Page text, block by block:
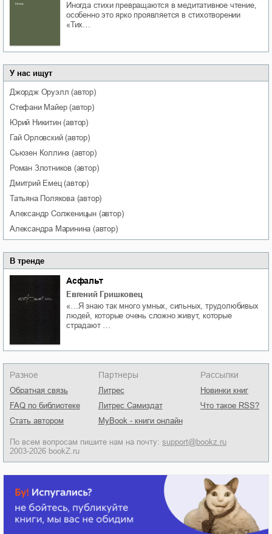
Иногда стихи превращаются в медитативное чтение,
особенно это ярко проявляется в стихотворении
«Тих…
У нас ищут
Джордж Оруэлл (автор)
Стефани Майер(автор)
Юрий Никитин(автор)
Гай Орловский(автор)
Сьюзен Коллинз (автор)
Роман Злотников (автор)
Дмитрий Емец(автор)
Татьяна Полякова(автор)
Александр Солженицын (автор)
Александра Маринина (автор)
В тренде
Асфальт
Евгений Гришковец
«…Я знаю так много умных, сильных, трудолюбивых
людей, которые очень сложно живут, которые
страдают …
Разное
Обратная связь
FAQ по библиотеке
Стать автором
Партнеры
Литрес
Литрес Самиздат
MyBook - книги онлайн
Рассылки
Новинки книг
Что такое RSS?
По всем вопросам пишите нам на почту: support@bookz.ru
2003-2026 bookZ.ru